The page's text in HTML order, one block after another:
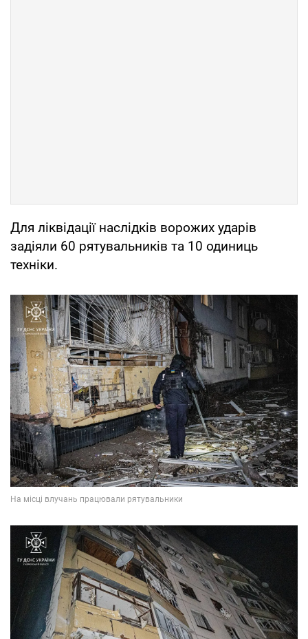
Для ліквідації наслідків ворожих ударів
задіяли 60 рятувальників та 10 одиниць
техніки.